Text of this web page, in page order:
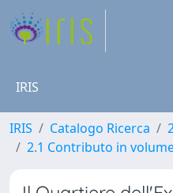
IRIS
IRIS Catalogo Ricerca
2.1 Contributo in